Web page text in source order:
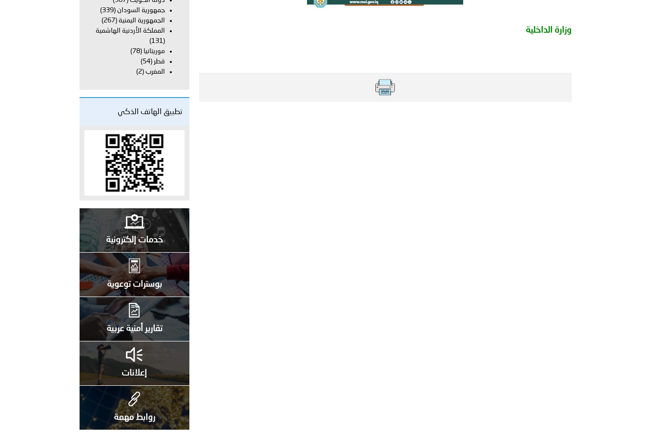
بيان صادر عن الأمانة العامة لمجلس وزراء الداخلية العرب بشأن الاستهداف الإيراني لسفينة إماراتية
وزارة الداخلية
جمهورية السودان (339)
الجمهورية اليمنية (267)
المملكة الأردنية الهاشمية
(131)
موريتانيا (78)
قطر (54)
المغرب (2)
تطبيق الهاتف الذكي
خدمات إلكترونية
بوسترات توعوية
تقارير أمنية عربية
إعلانات
روابط مهمة